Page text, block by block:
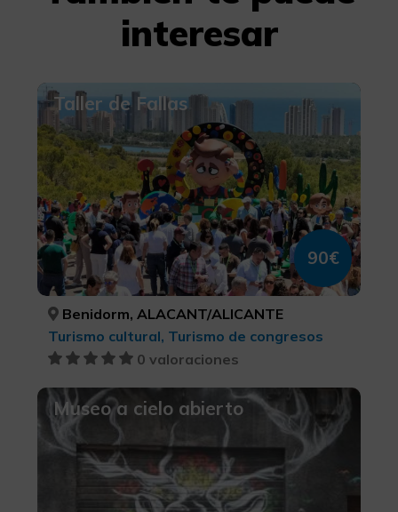
interesar
Taller de Fallas
90€
Benidorm, ALACANT/ALICANTE
Turismo cultural, Turismo de congresos
0 valoraciones
Museo a cielo abierto